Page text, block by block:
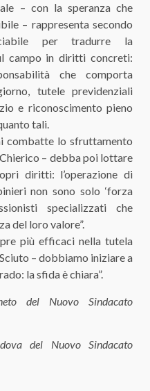
– con la speranza che
– rappresenta secondo
per tradurre la
campo in diritti concreti:
che comporta
tutele previdenziali
e riconoscimento pieno
tali.
combatte lo sfruttamento
– debba poi lottare
diritti: l’operazione di
non sono solo ‘forza
specializzati che
del loro valore”.
più efficaci nella tutela
– dobbiamo iniziare a
la sfida è chiara”.
del Nuovo Sindacato
del Nuovo Sindacato